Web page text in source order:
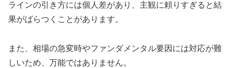
ラインの引き方には個人差があり、主観に頼りすぎると結
果がばらつくことがあります。
また、相場の急変時やファンダメンタル要因には対応が難
しいため、万能ではありません。